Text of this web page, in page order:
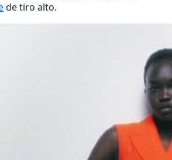
de tiro alto.